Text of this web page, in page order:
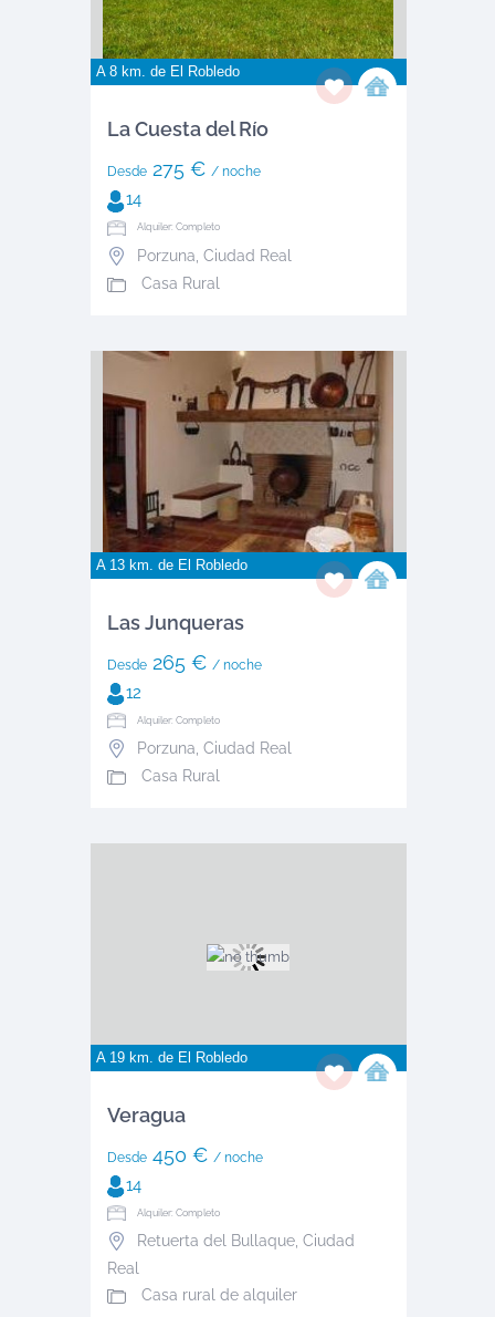
A 8 km. de El Robledo
La Cuesta del Río
Desde275 € / noche
14
Alquiler: Completo
Porzuna Ciudad Real
Casa Rural
A 13 km. de El Robledo
Las Junqueras
Desde265 € / noche
12
Alquiler: Completo
Porzuna Ciudad Real
Casa Rural
A 19 km. de El Robledo
Veragua
Desde450 € / noche
14
Alquiler: Completo
Retuerta del Bullaque, Ciudad
Real
Casa rural de alquiler